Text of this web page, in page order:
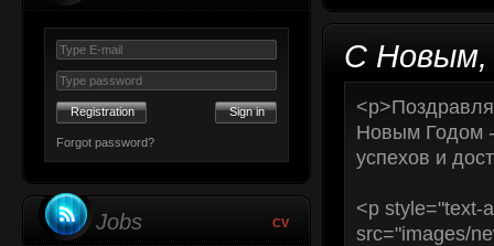
Registration
Forgot password?
Jobs CV
С Новым,
Новым Годом -
успехов и
<p style="text-
src="images/